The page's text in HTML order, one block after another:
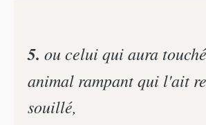
5. ou celui qui aura
animal rampant qui l'ait
souillé,